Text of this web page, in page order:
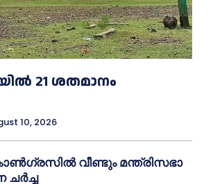
21 ശതമാനം
10, 2026
വീണ്ടും മന്ത്രിസഭാ